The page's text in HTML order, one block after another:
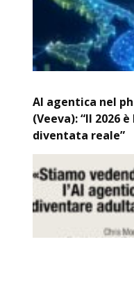
AI agentica nel
(Veeva): “Il 2026
diventata reale”